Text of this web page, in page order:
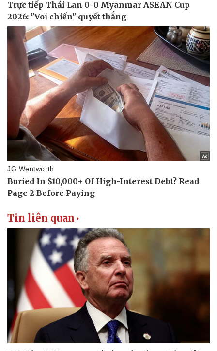
Bóng đá
Lịch thi đấu bóng đá
Thế giới thể thao
eSports
Hậu trường
Ô tô
Xe máy
Tư vấn
Tin liên quan